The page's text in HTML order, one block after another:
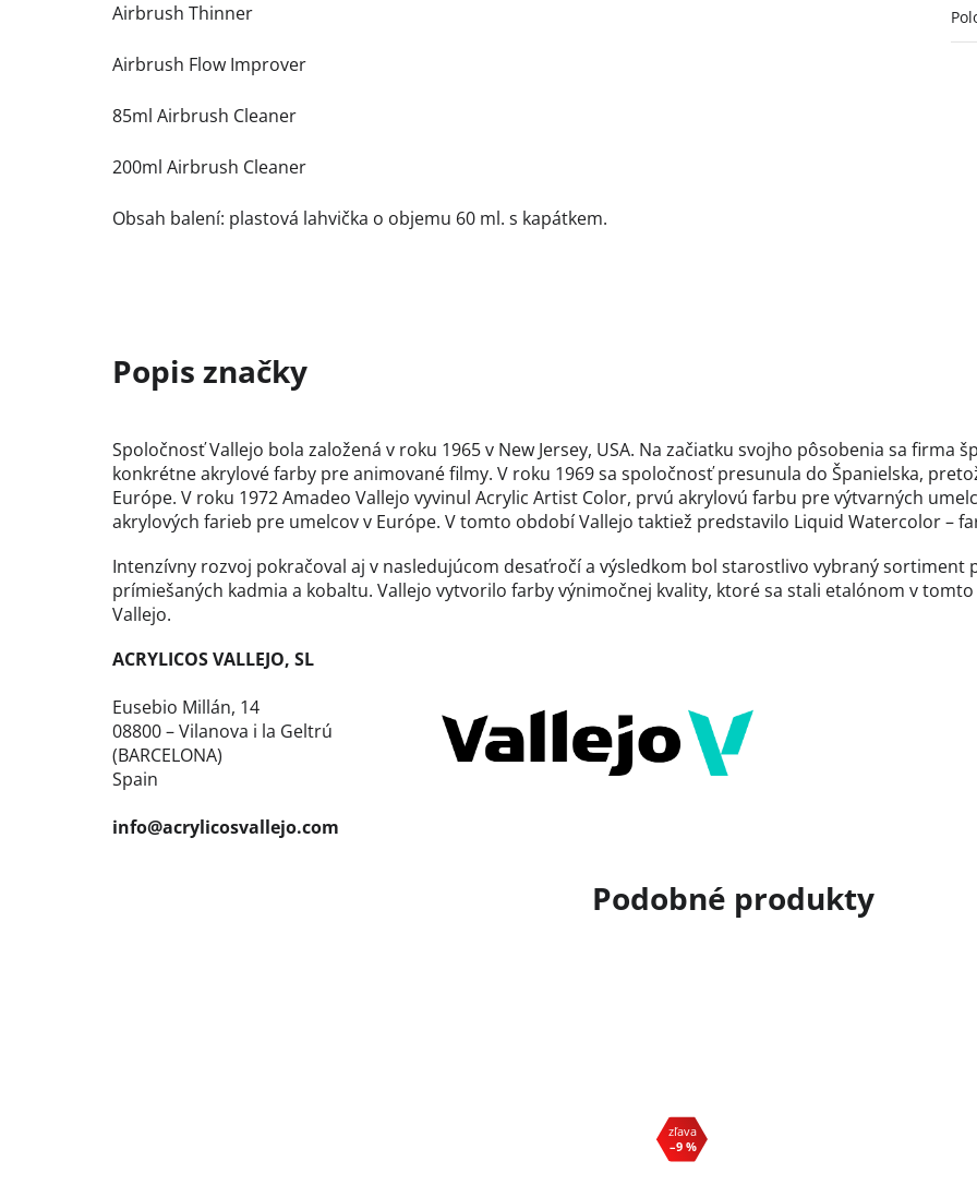
Airbrush Thinner
Airbrush Flow Improver
85ml Airbrush Cleaner
200ml Airbrush Cleaner
Obsah balení: plastová lahvička o objemu 60 ml. s kapátkem.
–9 %
Spoločnosť Vallejo bola založená v roku 1965 v New Jersey, USA. Na začiatku svojho pôsobenia sa firma
konkrétne akrylové farby pre animované filmy. V roku 1969 sa spoločnosť presunula do Španielska,
Európe. V roku 1972 Amadeo Vallejo vyvinul Acrylic Artist Color, prvú akrylovú farbu pre výtvarných
akrylových farieb pre umelcov v Európe. V tomto období Vallejo taktiež predstavilo Liquid Watercolor –
Intenzívny rozvoj pokračoval aj v nasledujúcom desaťročí a výsledkom bol starostlivo vybraný sortiment
prímiešaných kadmia a kobaltu. Vallejo vytvorilo farby výnimočnej kvality, ktoré sa stali etalónom v
Vallejo.
ACRYLICOS VALLEJO, SL
Eusebio Millán, 14
08800 – Vilanova i la Geltrú
(BARCELONA)
Spain
info@acrylicosvallejo.com